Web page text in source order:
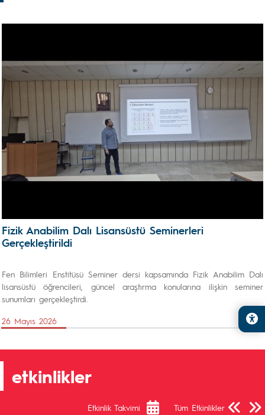
Fizik Anabilim Dalı Lisansüstü Seminerleri
Gerçekleştirildi
Fen Bilimleri Enstitüsü Seminer dersi kapsamında Fizik Anabilim Dalı
lisansüstü öğrencileri, güncel araştırma konularına ilişkin seminer
sunumları gerçekleştirdi.
26 Mayıs 2026
etkinlikler
Etkinlik Takvimi Tüm Etkinlikler
Önceki